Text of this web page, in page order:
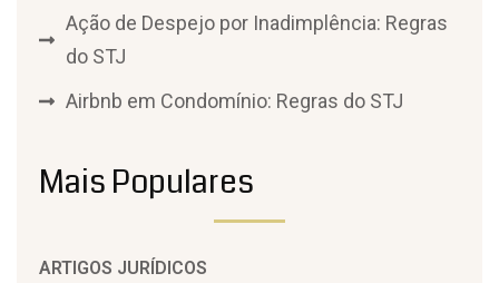
Ação de Despejo por Inadimplência: Regras
do STJ
Airbnb em Condomínio: Regras do STJ
Mais Populares
ARTIGOS JURÍDICOS